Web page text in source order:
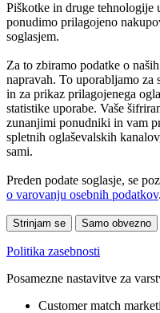
Piškotke in druge tehnologije
ponudimo prilagojeno
soglasjem.
Za to zbiramo podatke o
napravah. To uporabljamo za
in za prikaz prilagojenega
statistike uporabe. Vaše
zunanjimi ponudniki in vam
spletnih oglaševalskih
sami.
Preden podate soglasje, se
o varovanju osebnih podatkov.
Strinjam se Samo obvezno
Politika zasebnosti
Posamezne nastavitve za
Customer match